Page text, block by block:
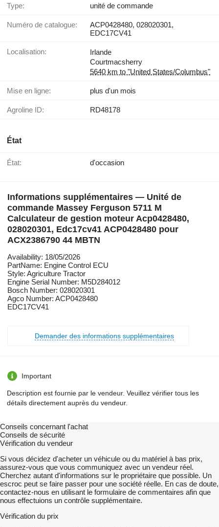
Type: unité de commande
Numéro de catalogue:
ACP0428480, 028020301,
EDC17CV41
Localisation:
Irlande
Courtmacsherry
5640 km to "United States/Columbus"
Mise en ligne: plus d'un mois
Agroline ID: RD48178
État
État: d'occasion
Informations supplémentaires — Unité de
commande Massey Ferguson 5711 M
Calculateur de gestion moteur Acp0428480,
028020301, Edc17cv41 ACP0428480 pour
ACX2386790 44 MBTN
Availability: 18/05/2026
PartName: Engine Control ECU
Style: Agriculture Tractor
Engine Serial Number: M5D284012
Bosch Number: 028020301
Agco Number: ACP0428480
EDC17CV41
Demander des informations supplémentaires
Important
Description est fournie par le vendeur. Veuillez vérifier tous les
détails directement auprès du vendeur.
Conseils concernant l'achat
Conseils de sécurité
Vérification du vendeur
Si vous décidez d'acheter un véhicule ou du matériel à bas prix,
assurez-vous que vous communiquez avec un vendeur réel.
Cherchez autant d'informations sur le propriétaire que possible. Un
escroc peut se faire passer pour une société réelle. En cas de doute,
contactez-nous en utilisant le formulaire de commentaires afin que
nous effectuions un contrôle supplémentaire.
Vérification du prix